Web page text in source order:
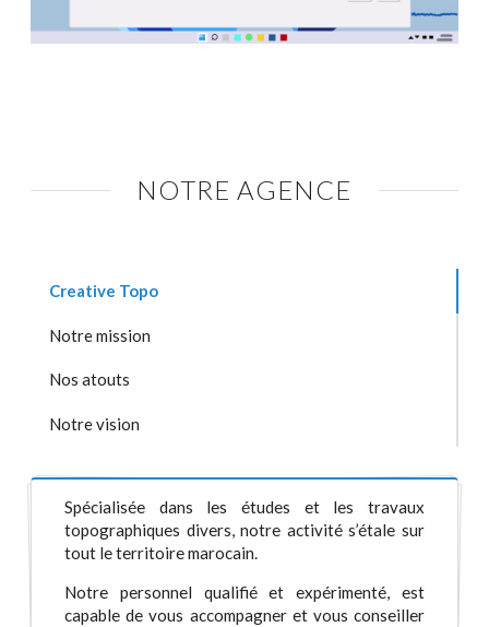
NOTRE AGENCE
Creative Topo
Notre mission
Nos atouts
Notre vision
Spécialisée dans les études et les travaux
topographiques divers, notre activité s’étale sur
tout le territoire marocain.
Notre personnel qualifié et expérimenté, est
capable de vous accompagner et vous conseiller